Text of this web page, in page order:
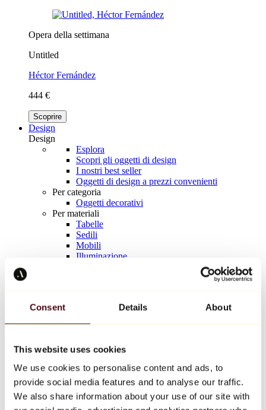
Consent Details About
This website uses cookies
We use cookies to personalise content and ads, to
provide social media features and to analyse our traffic.
We also share information about your use of our site with
Opera della settimana
Untitled
Héctor Fernández
444 €
Scoprire
Design
Design
Esplora
Scopri gli oggetti di design
I nostri best seller
Oggetti di design a prezzi convenienti
Per categoria
Oggetti decorativi
Per materiali
Tabelle
Sedili
Mobili
Illuminazione
Keith Haring
Tutti i designer
Opera della settimana